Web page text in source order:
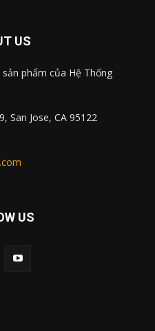
US
sản phẩm của Hệ Thống
San Jose, CA 95122
US